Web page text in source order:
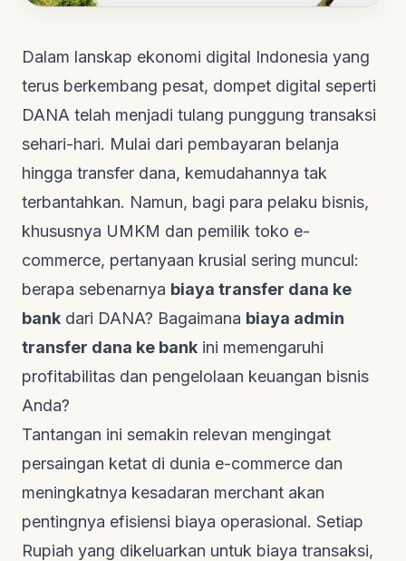
Dalam lanskap ekonomi digital Indonesia yang
terus berkembang pesat, dompet digital seperti
DANA telah menjadi tulang punggung transaksi
sehari-hari. Mulai dari pembayaran belanja
hingga transfer dana, kemudahannya tak
terbantahkan. Namun, bagi para pelaku bisnis,
khususnya UMKM dan pemilik toko e-
commerce, pertanyaan krusial sering muncul:
berapa sebenarnya biaya transfer dana ke
bank dari DANA? Bagaimana biaya admin
transfer dana ke bank ini memengaruhi
profitabilitas dan pengelolaan keuangan bisnis
Anda?
Tantangan ini semakin relevan mengingat
persaingan ketat di dunia e-commerce dan
meningkatnya kesadaran merchant akan
pentingnya efisiensi biaya operasional. Setiap
Rupiah yang dikeluarkan untuk biaya transaksi,